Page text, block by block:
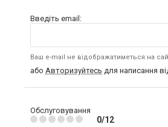
Введіть email:
Ваш e-mail не відображатиметься на
або Авторизуйтесь для написання
Обслуговування
0/12